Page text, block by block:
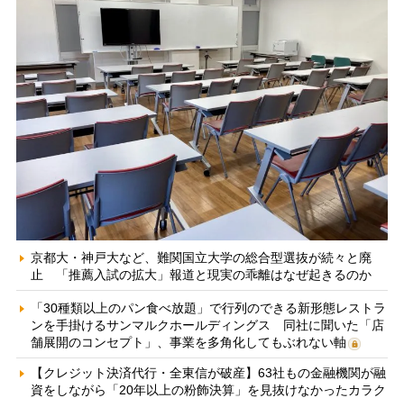
京都大・神戸大など、難関国立大学の総合型選抜が続々と廃
止 「推薦入試の拡大」報道と現実の乖離はなぜ起きるのか
「30種類以上のパン食べ放題」で行列のできる新形態レストラ
ンを手掛けるサンマルクホールディングス 同社に聞いた「店
舗展開のコンセプト」、事業を多角化してもぶれない軸
【クレジット決済代行・全東信が破産】63社もの金融機関が融
資をしながら「20年以上の粉飾決算」を見抜けなかったカラク